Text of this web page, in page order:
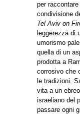
per
condivisione
Tel Aviv on
leggerezza di
umorismo
quella di un
prodotta a
corrosivo che
le tradizioni.
vita a un
israeliano del
passare ogni